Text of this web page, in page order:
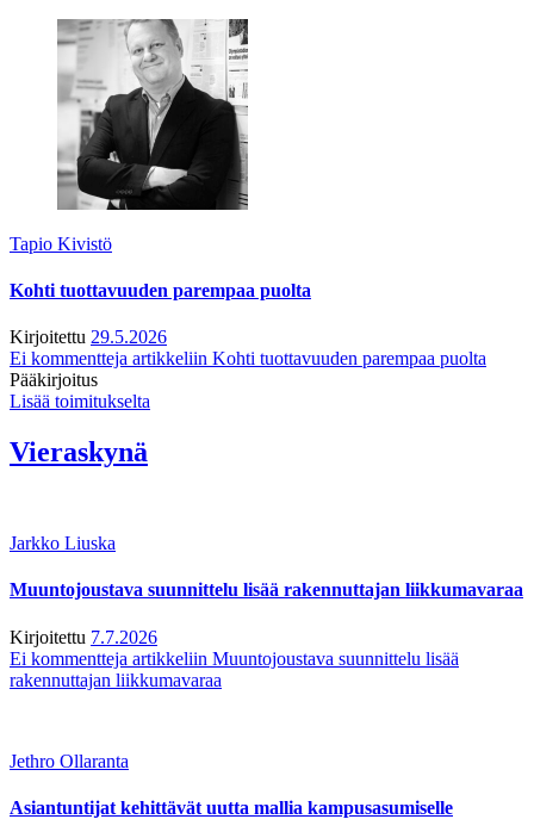
Tapio Kivistö
Kohti tuottavuuden parempaa puolta
Kirjoitettu 29.5.2026
Ei kommentteja artikkeliin Kohti tuottavuuden parempaa puolta
Pääkirjoitus
Lisää toimitukselta
Vieraskynä
Jarkko Liuska
Muuntojoustava suunnittelu lisää rakennuttajan liikkumavaraa
Kirjoitettu 7.7.2026
Ei kommentteja artikkeliin Muuntojoustava suunnittelu lisää
rakennuttajan liikkumavaraa
Jethro Ollaranta
Asiantuntijat kehittävät uutta mallia kampusasumiselle